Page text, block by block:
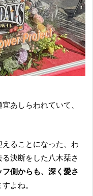
あしらわれていて、
決断をした八木栞さ
フ側からも、深く愛さ
よね。